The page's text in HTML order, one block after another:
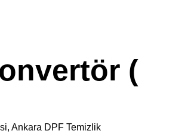
(
Ankara DPF Temizlik